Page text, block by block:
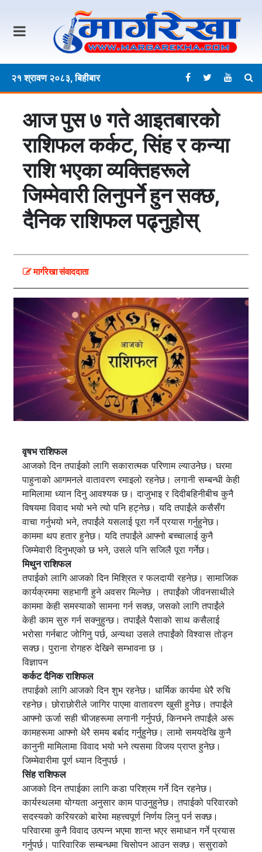
२१ श्रावण २०८३, बिहीबार
आज पुस ७ गते आइतबारकाे
राशिफल कर्कट, सिंह र कन्या
राशि भएका व्यक्तिहरूले
जिम्मेवारी लिनुपर्ने हुन सक्छ,
दैनिक राशिफल पढ्नुहोस्
मार्गरेखा संवाददाता
वृषभ राशिफल
आजको दिन तपाईको लागि सकारात्मक परिणाम ल्याउनेछ। घरमा
पाहुनाको आगमनले वातावरण रमाइलो रहनेछ। लगानी सम्बन्धी केही
मामिलामा ध्यान दिनु आवश्यक छ। दाजुभाइ र दिदीबहिनीबीच कुनै
विषयमा विवाद भयो भने त्यो पनि हट्नेछ। यदि तपाईंले कसैसँग
वाचा गर्नुभयो भने, तपाईंले यसलाई पूरा गर्ने प्रयास गर्नुहुनेछ।
काममा थप हतार हुनेछ। यदि तपाईंले आफ्नो बच्चालाई कुनै
जिम्मेवारी दिनुभएको छ भने, उसले पनि सजिलै पूरा गर्नेछ।
मिथुन राशिफल
तपाईको लागि आजको दिन मिश्रित र फलदायी रहनेछ। सामाजिक
कार्यक्रममा सहभागी हुने अवसर मिल्नेछ । तपाईंको जीवनसाथीले
काममा केही समस्याको सामना गर्न सक्छ, जसको लागि तपाईंले
केही काम सुरु गर्न सक्नुहुन्छ। तपाईंले पैसाको साथ कसैलाई
भरोसा गर्नबाट जोगिनु पर्छ, अन्यथा उसले तपाईंको विश्वास तोड्न
सक्छ। पुराना रोगहरु देखिने सम्भावना छ ।
विज्ञापन
कर्कट दैनिक राशिफल
तपाईको लागि आजको दिन शुभ रहनेछ। धार्मिक कार्यमा धेरै रुचि
रहनेछ। छोराछोरीले जागिर पाएमा वातावरण खुसी हुनेछ। तपाईंले
आफ्नो ऊर्जा सही चीजहरूमा लगानी गर्नुपर्छ, किनभने तपाईंले अरू
कामहरूमा आफ्नो धेरै समय बर्बाद गर्नुहुनेछ। लामो समयदेखि कुनै
कानुनी मामिलामा विवाद भयो भने त्यसमा विजय प्राप्त हुनेछ।
जिम्मेवारीमा पूर्ण ध्यान दिनुपर्छ ।
सिंह राशिफल
आजको दिन तपाईका लागि कडा परिश्रम गर्ने दिन रहनेछ।
कार्यस्थलमा योग्यता अनुसार काम पाउनुहुनेछ। तपाईको परिवारको
सदस्यको करियरको बारेमा महत्त्वपूर्ण निर्णय लिनु पर्न सक्छ।
परिवारमा कुनै विवाद उत्पन्न भएमा शान्त भएर समाधान गर्ने प्रयास
गर्नुपर्छ। पारिवारिक सम्बन्धमा चिसोपन आउन सक्छ। ससुराको